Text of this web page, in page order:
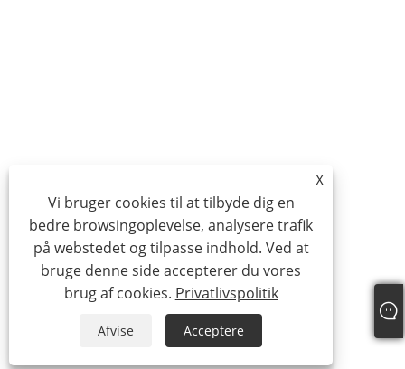
X
Vi bruger cookies til at tilbyde dig en
bedre browsingoplevelse, analysere trafik
på webstedet og tilpasse indhold. Ved at
bruge denne side accepterer du vores
brug af cookies. Privatlivspolitik
Afvise Acceptere